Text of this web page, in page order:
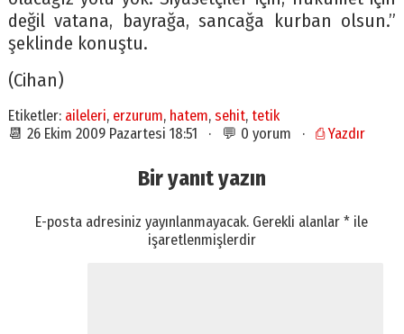
değil vatana, bayrağa, sancağa kurban olsun.”
şeklinde konuştu.
(Cihan)
Etiketler: aileleri, erzurum, hatem, sehit, tetik
📆 26 Ekim 2009 Pazartesi 18:51 · 💬 0 yorum · ⎙ Yazdır
Bir yanıt yazın
E-posta adresiniz yayınlanmayacak. Gerekli alanlar* ile
işaretlenmişlerdir